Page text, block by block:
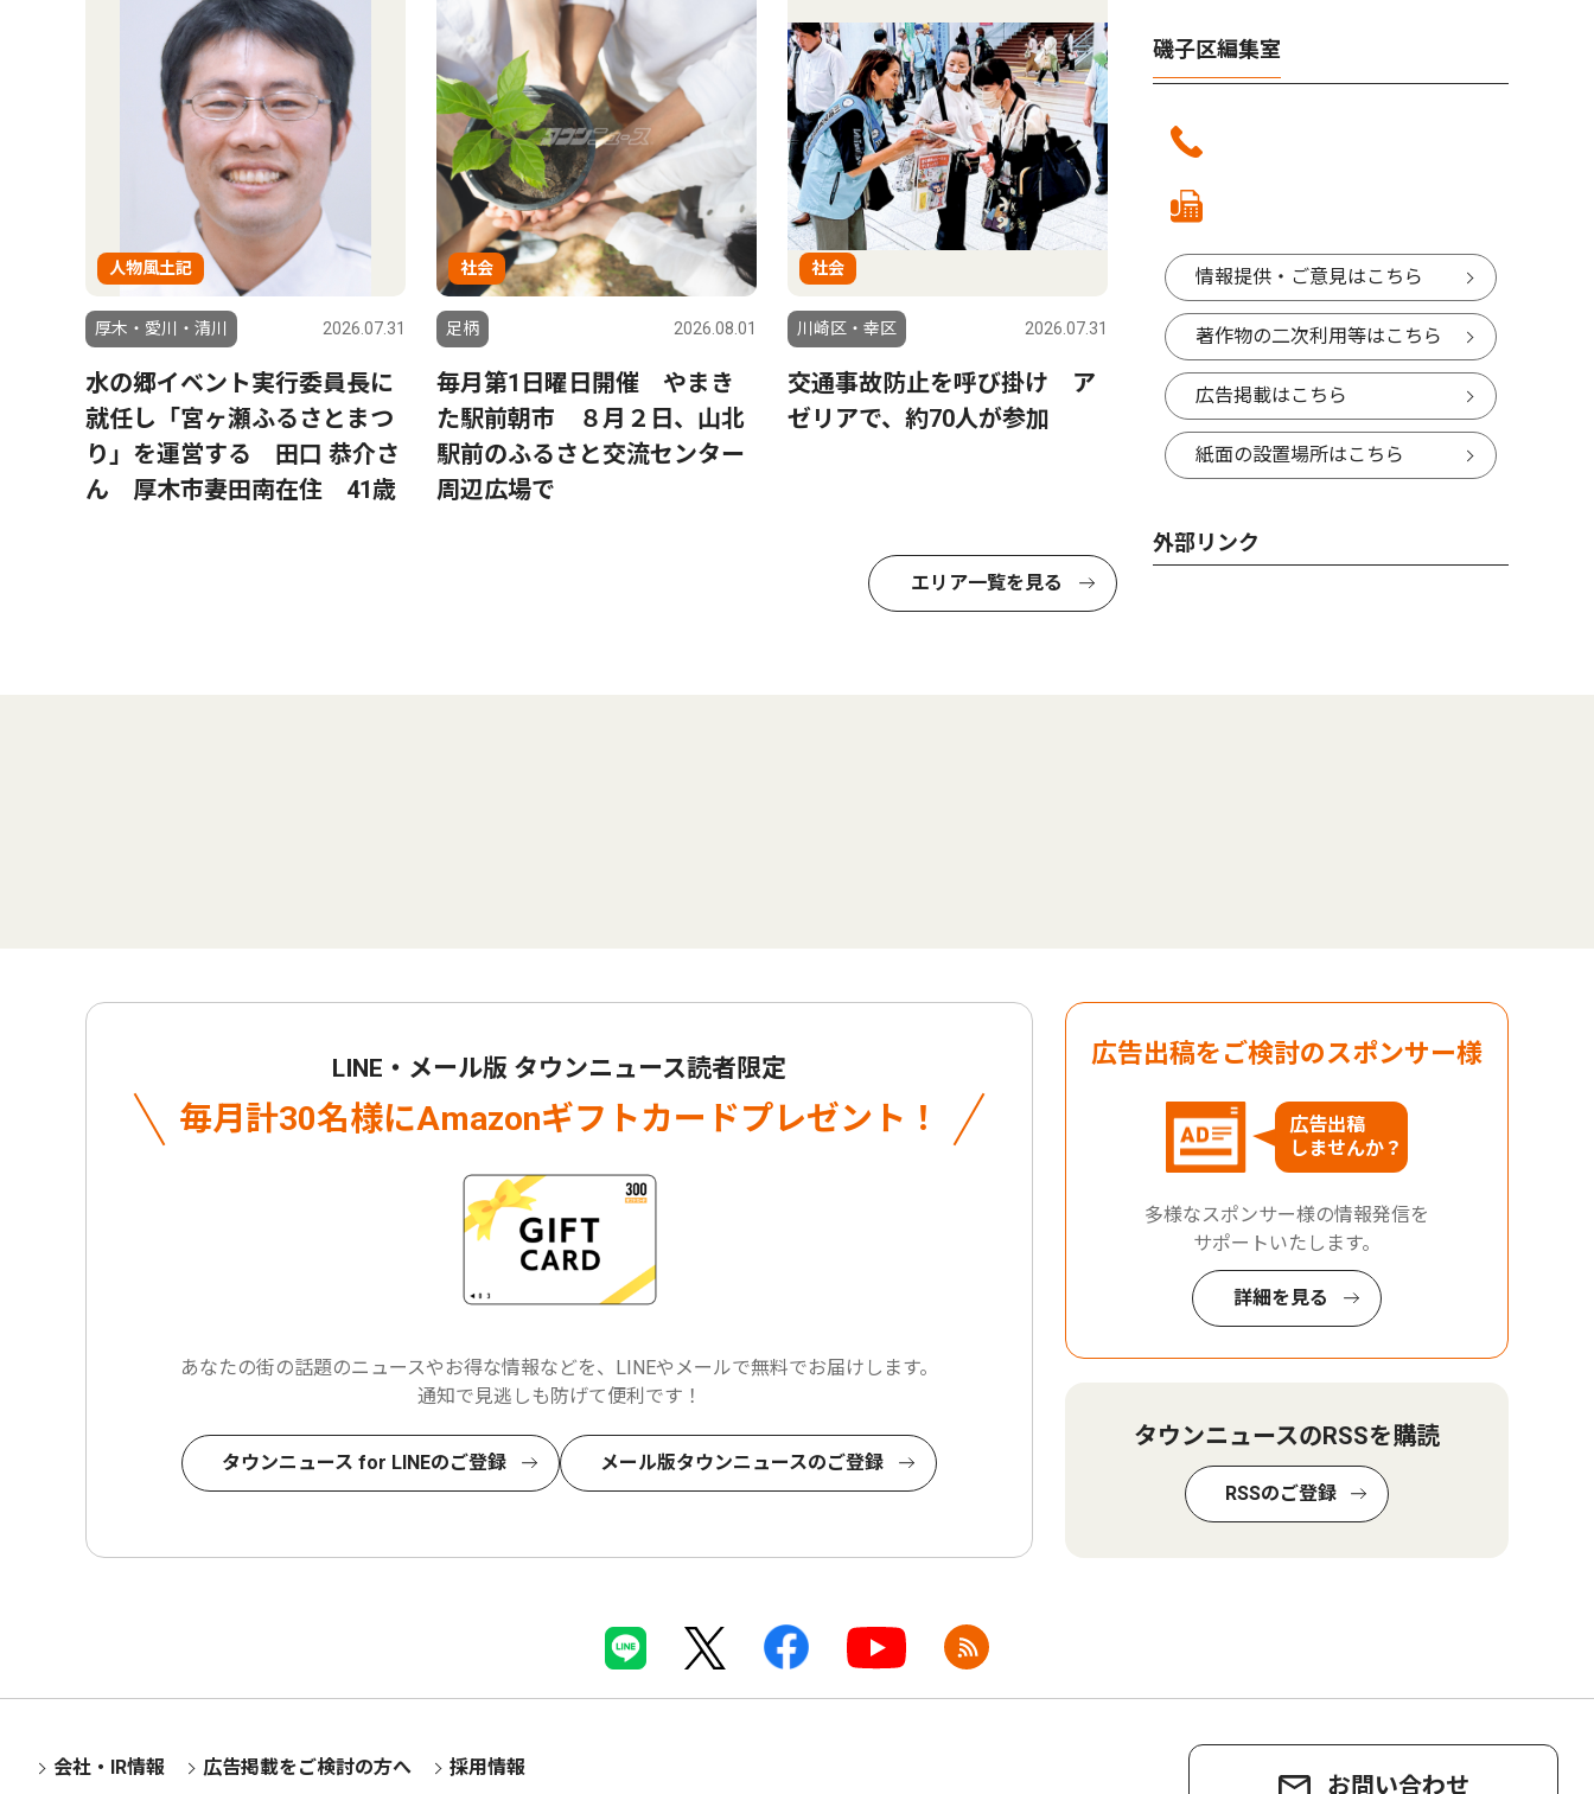
人物風土記
厚木・愛川・清川 2026.07.31
水の郷イベント実行委員長に
就任し「宮ヶ瀬ふるさとまつ
り」を運営する 田口 恭介さ
ん 厚木市妻田南在住 41歳
社会
足柄 2026.08.01
毎月第1日曜日開催 やまき
た駅前朝市 ８月２日、山北
駅前のふるさと交流センター
周辺広場で
社会
川崎区・幸区 2026.07.31
交通事故防止を呼び掛け ア
ゼリアで、約70人が参加
エリア一覧を見る
磯子区編集室
情報提供・ご意見はこちら
著作物の二次利用等はこちら
広告掲載はこちら
紙面の設置場所はこちら
外部リンク
LINE・メール版 タウンニュース読者限定
毎月計30名様にAmazonギフトカードプレゼント！
あなたの街の話題のニュースやお得な情報などを、LINEやメールで無料でお届けします。
通知で見逃しも防げて便利です！
タウンニュース for LINEのご登録 メール版タウンニュースのご登録
広告出稿をご検討のスポンサー様
広告出稿
しませんか？
多様なスポンサー様の情報発信を
サポートいたします。
詳細を見る
タウンニュースのRSSを購読
RSSのご登録
お問い合わせ
会社・IR情報 広告掲載をご検討の方へ 採用情報